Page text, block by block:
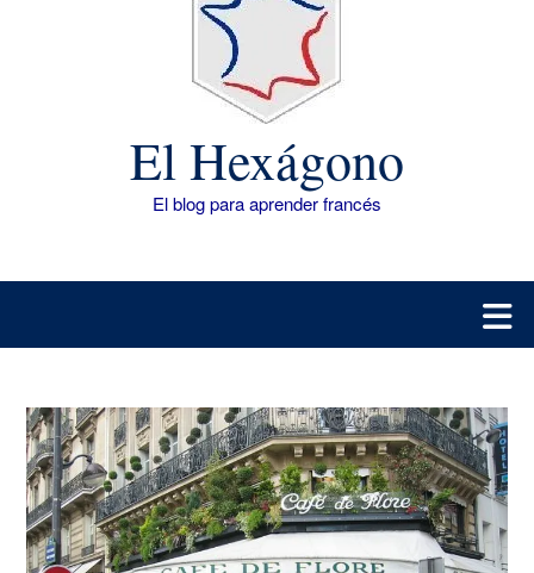
El Hexágono
El blog para aprender francés